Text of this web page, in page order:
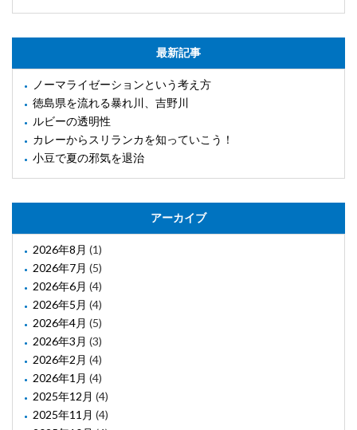
最新記事
ノーマライゼーションという考え方
徳島県を流れる暴れ川、吉野川
ルビーの透明性
カレーからスリランカを知っていこう！
小豆で夏の邪気を退治
アーカイブ
2026年8月 (1)
2026年7月 (5)
2026年6月 (4)
2026年5月 (4)
2026年4月 (5)
2026年3月 (3)
2026年2月 (4)
2026年1月 (4)
2025年12月 (4)
2025年11月 (4)